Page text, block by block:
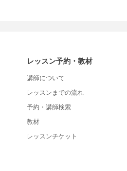
レッスン予約・教材
講師について
レッスンまでの流れ
予約・講師検索
教材
レッスンチケット